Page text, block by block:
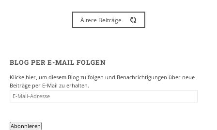
Ältere Beiträge
BLOG PER E-MAIL FOLGEN
Klicke hier, um diesem Blog zu folgen und Benachrichtigungen über neue
Beiträge per E-Mail zu erhalten.
E-
MAIL-
Abonnieren